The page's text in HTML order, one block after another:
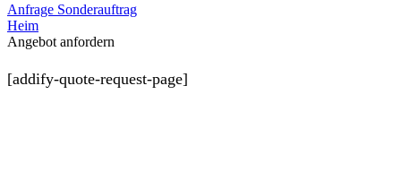
Anfrage Sonderauftrag
Heim
Angebot anfordern
[addify-quote-request-page]